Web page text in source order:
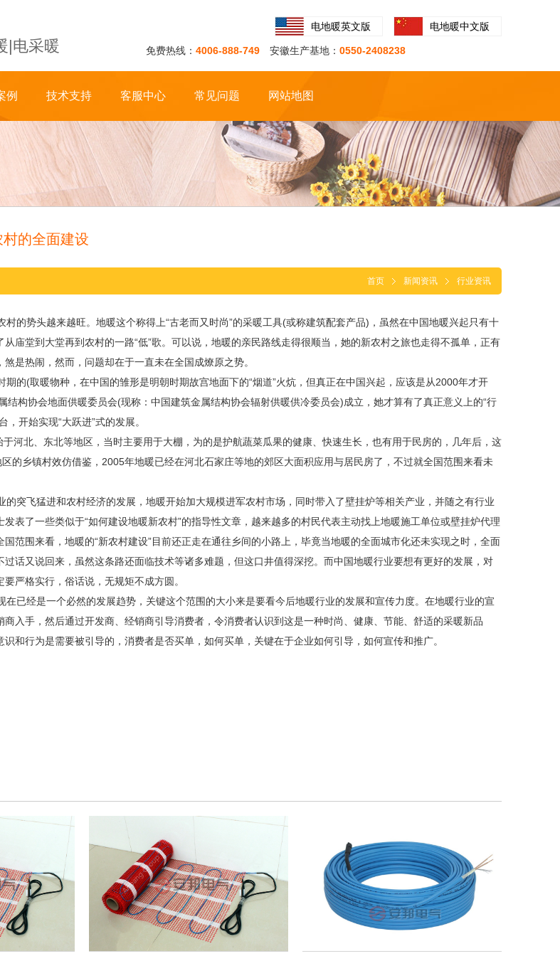
|电采暖
电地暖英文版 电地暖中文版
免费热线： 4006-888-749 安徽生产基地： 0550-2408238
例 技术支持 客服中心 常见问题 网站地图
的全面建设
首页 新闻资讯 行业资讯
的势头越来越旺。地暖这个称得上“古老而又时尚”的采暖工具(或称建筑配套产品)，虽然在中国地暖兴起只有十
庙堂到大堂再到农村的一路“低”歌。可以说，地暖的亲民路线走得很顺当，她的新农村之旅也走得不孤单，正有
是热闹，然而，问题却在于一直未在全国成燎原之势。
的(取暖物种，在中国的雏形是明朝时期故宫地面下的“烟道”火炕，但真正在中国兴起，应该是从2000年才开
结构协会地面供暖委员会(现称：中国建筑金属结构协会辐射供暖供冷委员会)成立，她才算有了真正意义上的“行
，开始实现“大跃进”式的发展。
河北、东北等地区，当时主要用于大棚，为的是护航蔬菜瓜果的健康、快速生长，也有用于民房的，几年后，这
区的乡镇村效仿借鉴，2005年地暖已经在河北石家庄等地的郊区大面积应用与居民房了，不过就全国范围来看未
突飞猛进和农村经济的发展，地暖开始加大规模进军农村市场，同时带入了壁挂炉等相关产业，并随之有行业
表了一些类似于“如何建设地暖新农村”的指导性文章，越来越多的村民代表主动找上地暖施工单位或壁挂炉代理
范围来看，地暖的“新农村建设”目前还正走在通往乡间的小路上，毕竟当地暖的全面城市化还未实现之时，全面
过话又说回来，虽然这条路还面临技术等诸多难题，但这口井值得深挖。而中国地暖行业要想有更好的发展，对
严格实行，俗话说，无规矩不成方圆。
已经是一个必然的发展趋势，关键这个范围的大小来是要看今后地暖行业的发展和宣传力度。在地暖行业的宣
商入手，然后通过开发商、经销商引导消费者，令消费者认识到这是一种时尚、健康、节能、舒适的采暖新品
和行为是需要被引导的，消费者是否买单，如何买单，关键在于企业如何引导，如何宣传和推广。